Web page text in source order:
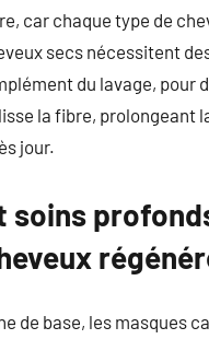
car chaque type de
secs nécessitent
du lavage, pour
la fibre, prolongeant
jour.
soins
de base, les masques